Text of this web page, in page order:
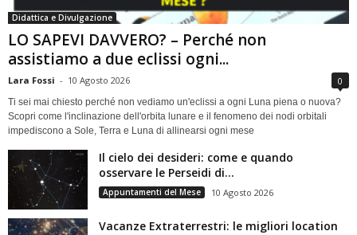
Didattica e Divulgazione
LO SAPEVI DAVVERO? – Perché non
assistiamo a due eclissi ogni...
Lara Fossi - 10 Agosto 2026 0
Ti sei mai chiesto perché non vediamo un'eclissi a ogni Luna piena o nuova?
Scopri come l'inclinazione dell'orbita lunare e il fenomeno dei nodi orbitali
impediscono a Sole, Terra e Luna di allinearsi ogni mese
Il cielo dei desideri: come e quando
osservare le Perseidi di...
Appuntamenti del Mese 10 Agosto 2026
Vacanze Extraterrestri: le migliori location